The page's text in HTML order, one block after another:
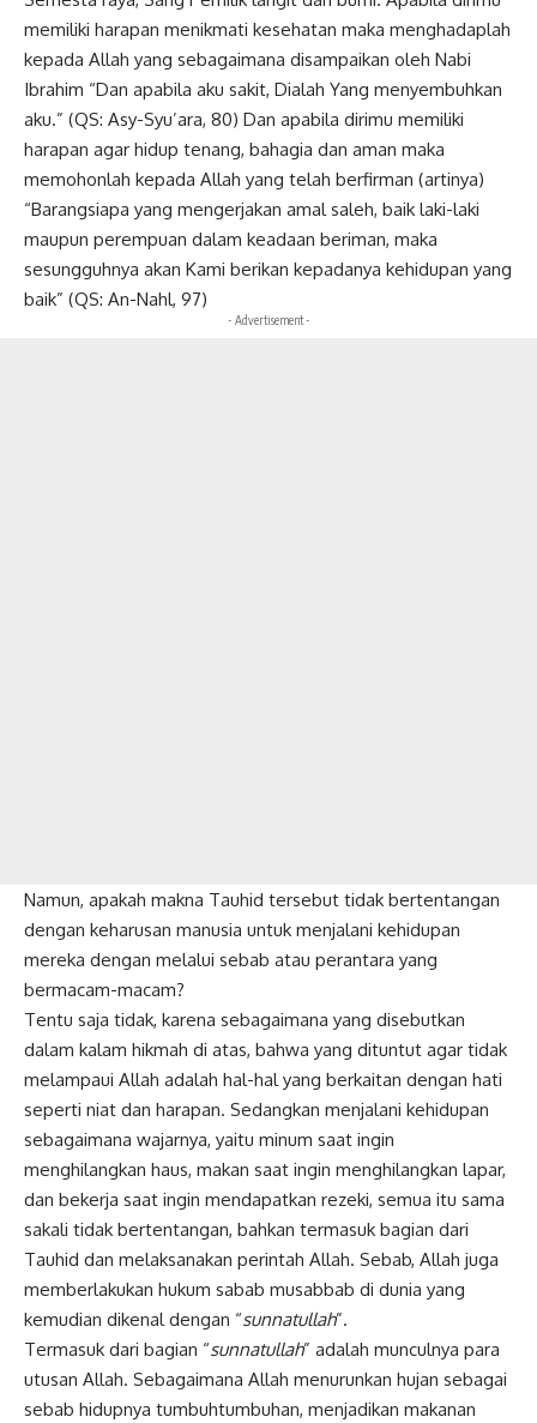
memiliki harapan menikmati kesehatan maka menghadaplah
kepada Allah yang sebagaimana disampaikan oleh Nabi
Ibrahim “Dan apabila aku sakit, Dialah Yang menyembuhkan
aku.” (QS: Asy-Syu’ara, 80) Dan apabila dirimu memiliki
harapan agar hidup tenang, bahagia dan aman maka
memohonlah kepada Allah yang telah berfirman (artinya)
“Barangsiapa yang mengerjakan amal saleh, baik laki-laki
maupun perempuan dalam keadaan beriman, maka
sesungguhnya akan Kami berikan kepadanya kehidupan yang
baik” (QS: An-Nahl, 97)
- Advertisement -
Namun, apakah makna Tauhid tersebut tidak bertentangan
dengan keharusan manusia untuk menjalani kehidupan
mereka dengan melalui sebab atau perantara yang
bermacam-macam?
Tentu saja tidak, karena sebagaimana yang disebutkan
dalam kalam hikmah di atas, bahwa yang dituntut agar tidak
melampaui Allah adalah hal-hal yang berkaitan dengan hati
seperti niat dan harapan. Sedangkan menjalani kehidupan
sebagaimana wajarnya, yaitu minum saat ingin
menghilangkan haus, makan saat ingin menghilangkan lapar,
dan bekerja saat ingin mendapatkan rezeki, semua itu sama
sakali tidak bertentangan, bahkan termasuk bagian dari
Tauhid dan melaksanakan perintah Allah. Sebab, Allah juga
memberlakukan hukum sabab musabbab di dunia yang
kemudian dikenal dengan “sunnatullah”.
Termasuk dari bagian “sunnatullah” adalah munculnya para
utusan Allah. Sebagaimana Allah menurunkan hujan sebagai
sebab hidupnya tumbuhtumbuhan, menjadikan makanan